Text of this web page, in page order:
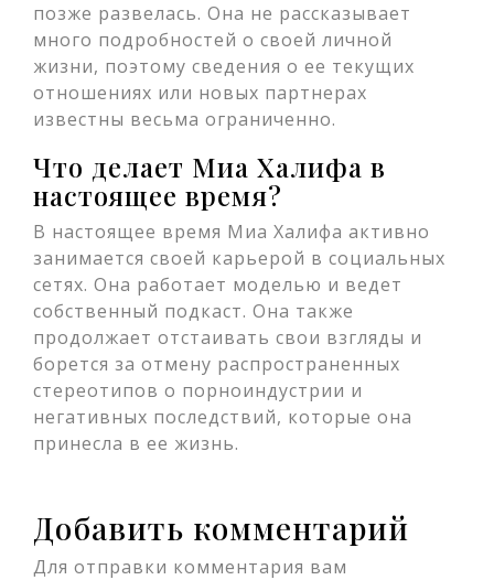
позже развелась. Она не рассказывает
много подробностей о своей личной
жизни, поэтому сведения о ее текущих
отношениях или новых партнерах
известны весьма ограниченно.
Что делает Миа Халифа в
настоящее время?
В настоящее время Миа Халифа активно
занимается своей карьерой в социальных
сетях. Она работает моделью и ведет
собственный подкаст. Она также
продолжает отстаивать свои взгляды и
борется за отмену распространенных
стереотипов о порноиндустрии и
негативных последствий, которые она
принесла в ее жизнь.
Добавить комментарий
Для отправки комментария вам